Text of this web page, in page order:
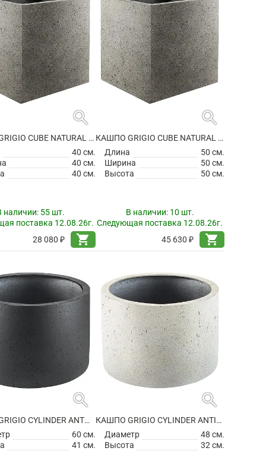
search
КАШПО GRIGIO CUBE NATURAL CONCRETE
40 см.
40 см.
40 см.
наличии: 55 шт.
поставка 12.08.26г.
28 080 ₽
shopping_cart
search
КАШПО GRIGIO CUBE NATURAL CONCRETE
Длина
50 см.
Ширина
50 см.
Высота
50 см.
В наличии: 10 шт.
Следующая поставка 12.08.26г.
45 630 ₽
shopping_cart
search
КАШПО GRIGIO CYLINDER ANTHRACITE
60 см.
41 см.
search
КАШПО GRIGIO CYLINDER ANTIQUE WHITE
Диаметр
48 см.
Высота
32 см.